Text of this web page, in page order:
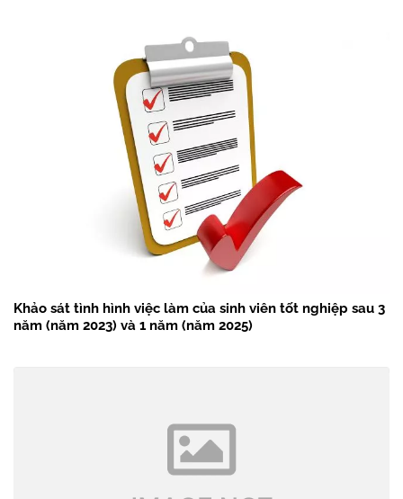
Khảo sát tình hình việc làm của sinh viên tốt nghiệp sau 3
năm (năm 2023) và 1 năm (năm 2025)